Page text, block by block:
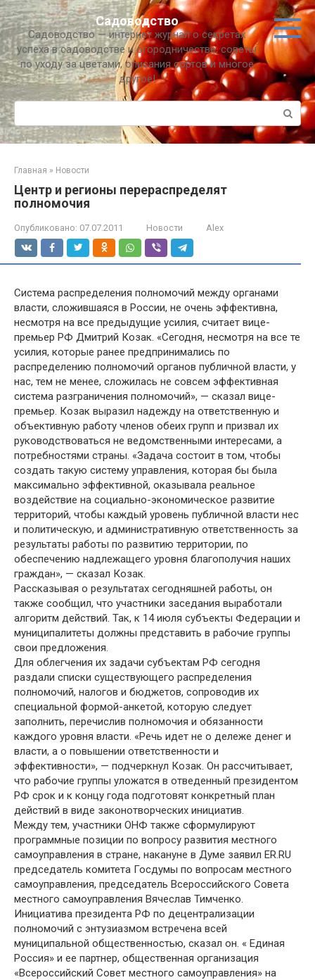
Перейти
к
контенту
Садоводство
Садоводство — интернет журнал о секретах
успеха в садоводстве и огородничестве, советы
по уходу за цветами, описания сортов и многое
другое!
Поиск:
Главная » Новости
Центр и регионы перераспределят
полномочия
Опубликовано: 07.07.2011 Новости Alex
Система распределения полномочий между органами
власти, сложившаяся в России, не очень эффективна,
несмотря на все предыдущие усилия, считает вице-
премьер РФ Дмитрий Козак. «Сегодня, несмотря на все те
усилия, которые ранее предпринимались по
распределению полномочий органов публичной власти, у
нас, тем не менее, сложилась не совсем эффективная
система разграничения полномочий», — сказал вице-
премьер. Козак выразил надежду на ответственную и
объективную работу членов обеих групп и призвал их
руководствоваться не ведомственными интересами, а
потребностями страны. «Задача состоит в том, чтобы
создать такую систему управления, которая бы была
максимально эффективной, оказывала реальное
воздействие на социально-экономическое развитие
территорий, чтобы каждый уровень публичной власти нес
и политическую, и административную ответственность за
результаты работы по развитию территории, по
обеспечению надлежащего уровня благополучия наших
граждан», — сказал Козак.
Рассказывая о результатах сегодняшней работы, он
также сообщил, что участники заседания выработали
алгоритм действий. Так, к 14 июля субъекты Федерации и
муниципалитеты должны представить в рабочие группы
свои предложения.
Для облегчения их задачи субъектам РФ сегодня
раздали списки существующего распределения
полномочий, налогов и бюджетов, сопроводив их
специальной формой-анкетой, которую следует
заполнить, перечислив полномочия и обязанности
каждого уровня власти. «Речь идет не о дележе денег и
власти, а о повышении ответственности и
эффективности», — подчеркнул Козак. Он рассчитывает,
что рабочие группы уложатся в отведенный президентом
РФ срок и к концу года подготовят конкретный план
действий в виде законотворческих инициатив.
Между тем, участники ОНФ также сформулируют
программные позиции по вопросу развития местного
самоуправления в стране, накануне в Думе заявил ER.RU
председатель комитета Госдумы по вопросам местного
самоуправления, председатель Всероссийского Совета
местного самоуправления Вячеслав Тимченко.
Инициатива президента РФ по децентрализации
полномочий с энтузиазмом встречена всей
муниципальной общественностью, сказал он. « Единая
Россия» и ее партнер, общественная организация
«Всероссийский Совет местного самоуправления» на